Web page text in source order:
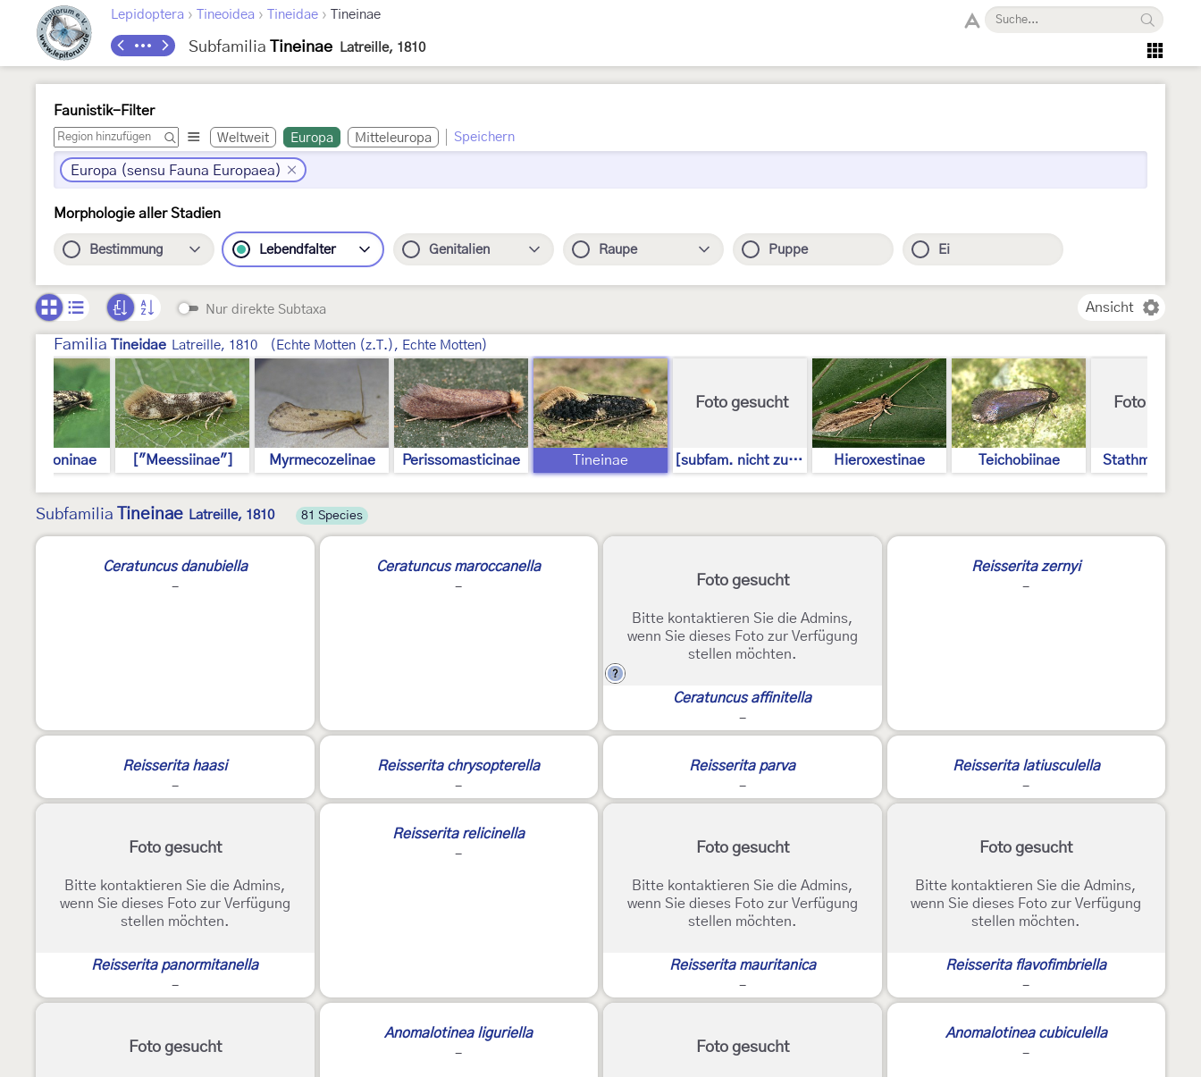
Lepidoptera › Tineoidea › Tineidae › Tineinae
Subfamilia Tineinae Latreille, 1810
Faunistik-Filter
Weltweit Europa Mitteleuropa Speichern
Europa (sensu Fauna Europaea)
Morphologie aller Stadien
Bestimmung Lebendfalter Genitalien Raupe Puppe Ei
Nur direkte Subtaxa Ansicht
Familia Tineidae Latreille, 1810 (Echte Motten (z.T.), Echte Motten)
["Meessiinae"] Myrmecozelinae Perissomasticinae Tineinae
Foto gesucht
[subfam. nicht zugeordnet 9] Hieroxestinae Teichobiinae
Foto
Subfamilia Tineinae Latreille, 1810 81 Species
Ceratuncus danubiella
-
Ceratuncus maroccanella
- Foto gesucht
Bitte kontaktieren Sie die Admins,
wenn Sie dieses Foto zur Verfügung
stellen möchten.
?
Ceratuncus affinitella
-
Reisserita zernyi
-
Reisserita haasi
-
Reisserita chrysopterella
-
Reisserita parva
-
Reisserita latiusculella
-
Foto gesucht
Bitte kontaktieren Sie die Admins,
wenn Sie dieses Foto zur Verfügung
stellen möchten.
Reisserita panormitanella
-
Reisserita relicinella
- Foto gesucht
Bitte kontaktieren Sie die Admins,
wenn Sie dieses Foto zur Verfügung
stellen möchten.
Reisserita mauritanica
-
Foto gesucht
Bitte kontaktieren Sie die Admins,
wenn Sie dieses Foto zur Verfügung
stellen möchten.
Reisserita flavofimbriella
-
Foto gesucht
Anomalotinea liguriella
- Foto gesucht
Anomalotinea cubiculella
-